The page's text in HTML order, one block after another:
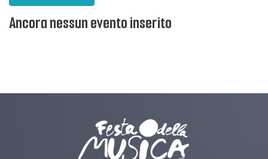
Ancora nessun evento inserito